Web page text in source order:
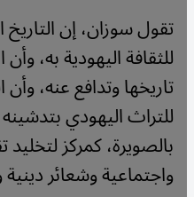
تقول سوزان، إن
للثقافة اليهودية به،
تاريخها وتدافع عنه،
للتراث اليهودي
بالصويرة، كمركز
واجتماعية وشعائر